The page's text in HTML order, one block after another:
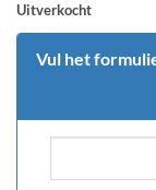
Uitverkocht
Vul het